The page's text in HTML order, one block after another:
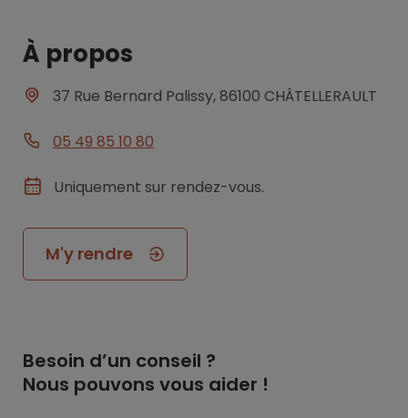
À propos
37 Rue Bernard Palissy, 86100 CHÂTELLERAULT
05 49 85 10 80
Uniquement sur rendez-vous.
M'y rendre
Besoin d’un conseil ?
Nous pouvons vous aider !